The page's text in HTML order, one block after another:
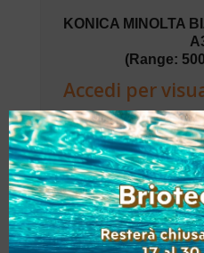
KONICA MINOLTA
(Range:
Accedi per